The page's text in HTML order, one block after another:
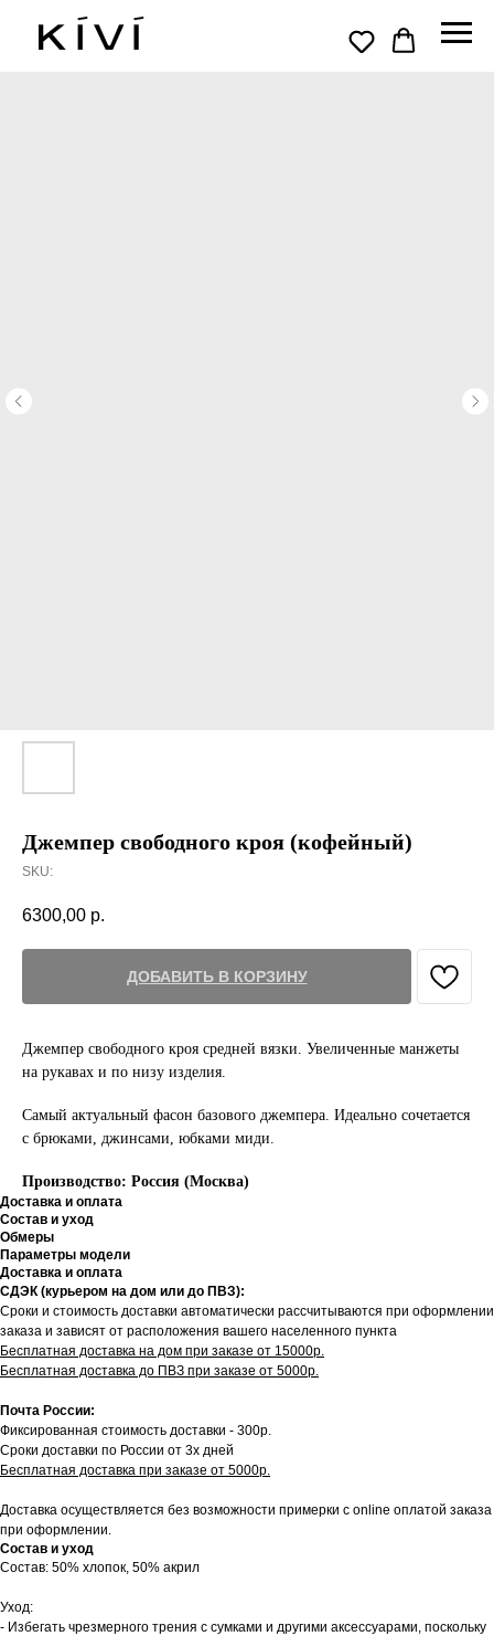
Джемпер свободного кроя (кофейный)
SKU:
6300,00 р.
ДОБАВИТЬ В КОРЗИНУ
Джемпер свободного кроя средней вязки. Увеличенные манжеты
на рукавах и по низу изделия.
Самый актуальный фасон базового джемпера. Идеально сочетается
с брюками, джинсами, юбками миди.
Производство: Россия (Москва)
Доставка и оплата
Состав и уход
Обмеры
Параметры модели
Доставка и оплата
СДЭК (курьером на дом или до ПВЗ):
Сроки и стоимость доставки автоматически рассчитываются при оформлении
заказа и зависят от расположения вашего населенного пункта
Бесплатная доставка на дом при заказе от 15000р.
Бесплатная доставка до ПВЗ при заказе от 5000р.
Почта России:
Фиксированная стоимость доставки - 300р.
Сроки доставки по России от 3х дней
Бесплатная доставка при заказе от 5000р.
Доставка осуществляется без возможности примерки с online оплатой заказа
при оформлении.
Состав и уход
Состав: 50% хлопок, 50% акрил
Уход:
- Избегать чрезмерного трения с сумками и другими аксессуарами, поскольку